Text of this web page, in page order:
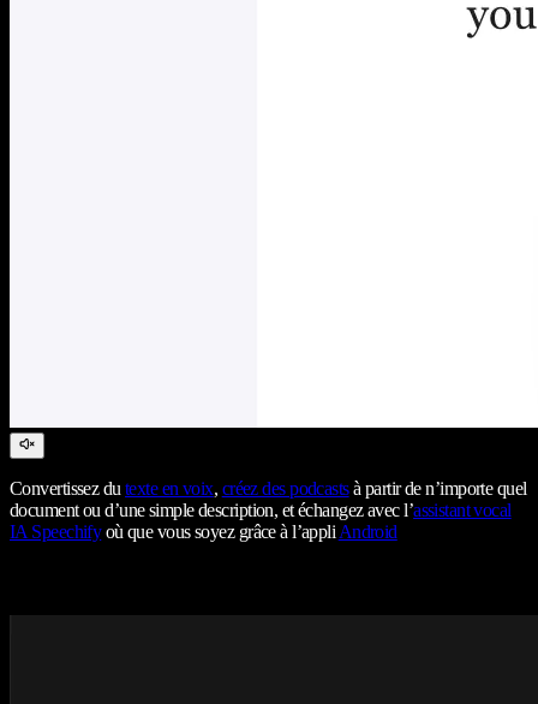
Convertissez dutexte en voix, créez des podcastsà partir de n’importe quel
document ou d’une simple description, et échangez avec l’assistant vocal
IA Speechifyoù que vous soyez grâce à l’appliAndroid